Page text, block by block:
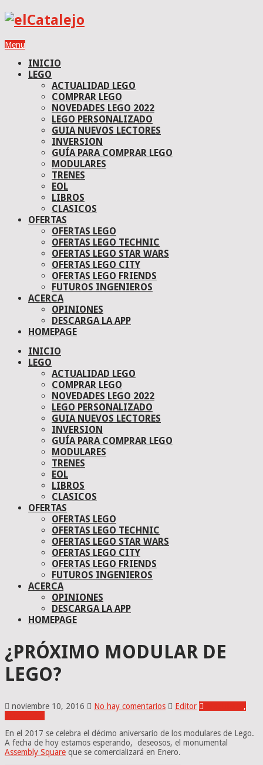
Menu
INICIO
LEGO
ACTUALIDAD LEGO
COMPRAR LEGO
NOVEDADES LEGO 2022
LEGO PERSONALIZADO
GUIA NUEVOS LECTORES
INVERSION
GUÍA PARA COMPRAR LEGO
MODULARES
TRENES
EOL
LIBROS
CLASICOS
OFERTAS
OFERTAS LEGO
OFERTAS LEGO TECHNIC
OFERTAS LEGO STAR WARS
OFERTAS LEGO CITY
OFERTAS LEGO FRIENDS
FUTUROS INGENIEROS
ACERCA
OPINIONES
DESCARGA LA APP
HOMEPAGE
INICIO
LEGO
ACTUALIDAD LEGO
COMPRAR LEGO
NOVEDADES LEGO 2022
LEGO PERSONALIZADO
GUIA NUEVOS LECTORES
INVERSION
GUÍA PARA COMPRAR LEGO
MODULARES
TRENES
EOL
LIBROS
CLASICOS
OFERTAS
OFERTAS LEGO
OFERTAS LEGO TECHNIC
OFERTAS LEGO STAR WARS
OFERTAS LEGO CITY
OFERTAS LEGO FRIENDS
FUTUROS INGENIEROS
ACERCA
OPINIONES
DESCARGA LA APP
HOMEPAGE
¿PRÓXIMO MODULAR DE
LEGO?
noviembre 10, 2016 No hay comentarios Editor
,
En el 2017 se celebra el décimo aniversario de los modulares de Lego.
A fecha de hoy estamos esperando, deseosos, el monumental
Assembly Square que se comercializará en Enero.